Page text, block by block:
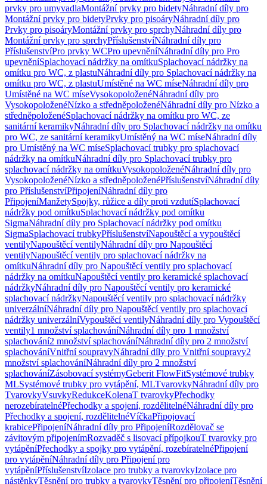
prvky pro umyvadlaMontážní prvky pro bidetyNáhradní díly pro
Montážní prvky pro bidetyPrvky pro pisoáryNáhradní díly pro
Prvky pro pisoáryMontážní prvky pro sprchyNáhradní díly pro
Montážní prvky pro sprchyPříslušenstvíNáhradní díly pro
PříslušenstvíPro prvky WCPro upevněníNáhradní díly pro Pro
upevněníSplachovací nádržky na omítkuSplachovací nádržky na
omítku pro WC, z plastuNáhradní díly pro Splachovací nádržky na
omítku pro WC, z plastuUmístěné na WC míseNáhradní díly pro
Umístěné na WC míseVysokopoloženéNáhradní díly pro
VysokopoloženéNízko a středněpoloženéNáhradní díly pro Nízko a
středněpoloženéSplachovací nádržky na omítku pro WC, ze
sanitární keramikyNáhradní díly pro Splachovací nádržky na omítku
pro WC, ze sanitární keramikyUmístěný na WC míseNáhradní díly
pro Umístěný na WC míseSplachovací trubky pro splachovací
nádržky na omítkuNáhradní díly pro Splachovací trubky pro
splachovací nádržky na omítkuVysokopoloženéNáhradní díly pro
VysokopoloženéNízko a středněpoloženéPříslušenstvíNáhradní díly
pro PříslušenstvíPřipojeníNáhradní díly pro
PřipojeníManžetySpojky, růžice a díly proti vzdutíSplachovací
nádržky pod omítkuSplachovací nádržky pod omítku
SigmaNáhradní díly pro Splachovací nádržky pod omítku
SigmaSplachovací trubkyPříslušenstvíNapouštěcí a vypouštěcí
ventilyNapouštěcí ventilyNáhradní díly pro Napouštěcí
ventilyNapouštěcí ventily pro splachovací nádržky na
omítkuNáhradní díly pro Napouštěcí ventily pro splachovací
nádržky na omítkuNapouštěcí ventily pro keramické splachovací
nádržkyNáhradní díly pro Napouštěcí ventily pro keramické
splachovací nádržkyNapouštěcí ventily pro splachovací nádržky
univerzálníNáhradní díly pro Napouštěcí ventily pro splachovací
nádržky univerzálníVypouštěcí ventilyNáhradní díly pro Vypouštěcí
ventily1 množství splachováníNáhradní díly pro 1 množství
splachování2 množství splachováníNáhradní díly pro 2 množství
splachováníVnitřní soupravyNáhradní díly pro Vnitřní soupravy2
množství splachováníNáhradní díly pro 2 množství
splachováníZásobovací systémyGeberit FlowFitSystémové trubky
MLSystémové trubky pro vytápění, MLTvarovkyNáhradní díly pro
TvarovkyVsuvkyRedukceKolenaT tvarovkyPřechodky
nerozebíratelnéPřechodky a spojení, rozdělitelnéNáhradní díly pro
Přechodky a spojení, rozdělitelnéVíčkaPřipojovací
krabicePřipojeníNáhradní díly pro PřipojeníRozdělovač se
závitovým připojenímRozvaděč s lisovací přípojkouT tvarovky pro
vytápěníPřechodky a spojky pro vytápění, rozebíratelnéPřipojení
pro vytápěníNáhradní díly pro Připojení pro
vytápěníPříslušenstvíIzolace pro trubky a tvarovkyIzolace pro
nástěnkyTěsnění pro trubky a tvarovkyTěsnění pro připojeníTěsnění